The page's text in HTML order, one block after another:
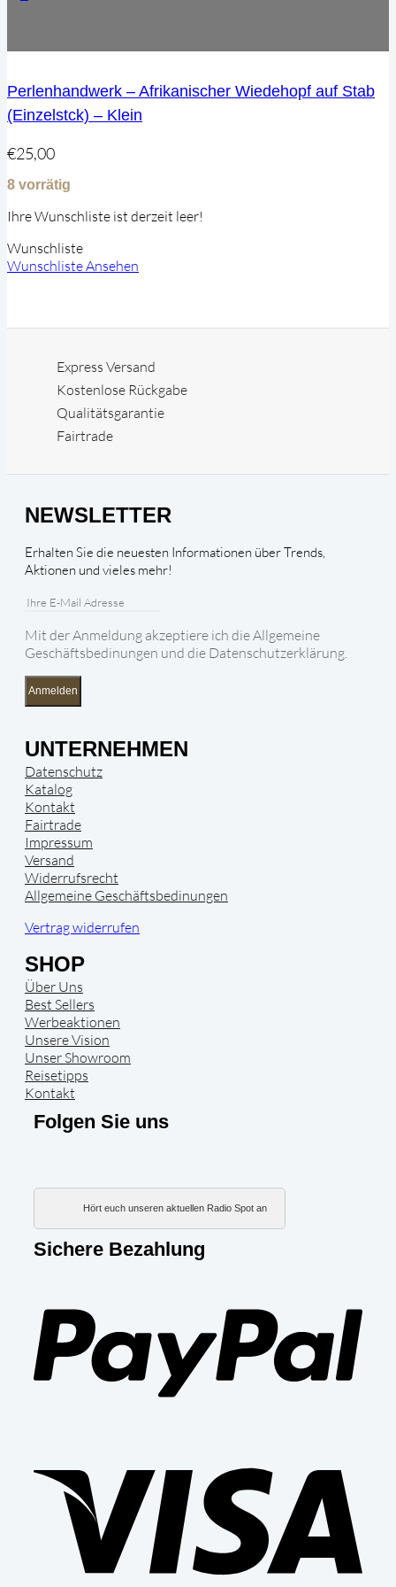
Perlenhandwerk – Afrikanischer Wiedehopf auf Stab
(Einzelstck) – Klein
€25,00
8 vorrätig
Ihre Wunschliste ist derzeit leer!
Wunschliste
Wunschliste Ansehen
Express Versand
Kostenlose Rückgabe
Qualitätsgarantie
Fairtrade
NEWSLETTER
Erhalten Sie die neuesten Informationen über Trends,
Aktionen und vieles mehr!
Mit der Anmeldung akzeptiere ich die Allgemeine
Geschäftsbedinungen und die Datenschutzerklärung.
Anmelden
UNTERNEHMEN
Datenschutz
Katalog
Kontakt
Fairtrade
Impressum
Versand
Widerrufsrecht
Allgemeine Geschäftsbedinungen
Vertrag widerrufen
SHOP
Über Uns
Best Sellers
Werbeaktionen
Unsere Vision
Unser Showroom
Reisetipps
Kontakt
Folgen Sie uns
Hört euch unseren aktuellen Radio Spot an
Sichere Bezahlung